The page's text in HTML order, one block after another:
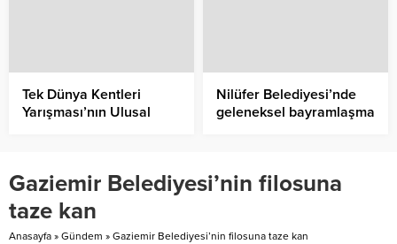
Tek Dünya Kentleri
Yarışması’nın Ulusal
Nilüfer Belediyesi’nde
geleneksel bayramlaşma
Gaziemir Belediyesi’nin filosuna
taze kan
Anasayfa » Gündem » Gaziemir Belediyesi’nin filosuna taze kan